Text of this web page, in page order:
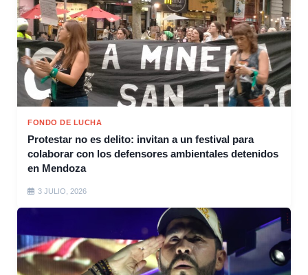
FONDO DE LUCHA
Protestar no es delito: invitan a un festival para
colaborar con los defensores ambientales detenidos
en Mendoza
3 JULIO, 2026